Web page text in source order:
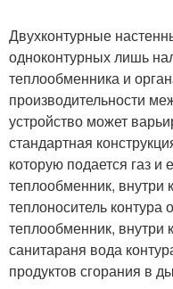
Двухконтурные
одноконтурных лишь
теплообменника и
производительности
устройство может
стандартная
которую подается газ
теплообменник, внутри
теплоноситель контура
теплообменник, внутри
санитараня вода
продуктов сгорания в